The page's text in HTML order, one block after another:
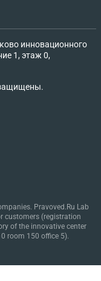
инновационного
1, этаж 0,
Pravoved.Ru Lab
customers (registration
of the innovative center
room 150 office 5).